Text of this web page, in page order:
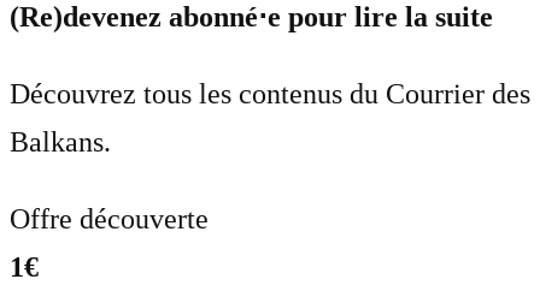
(Re)devenez abonné⋅e pour lire la suite
Découvrez tous les contenus du Courrier des
Balkans.
Offre découverte
1€